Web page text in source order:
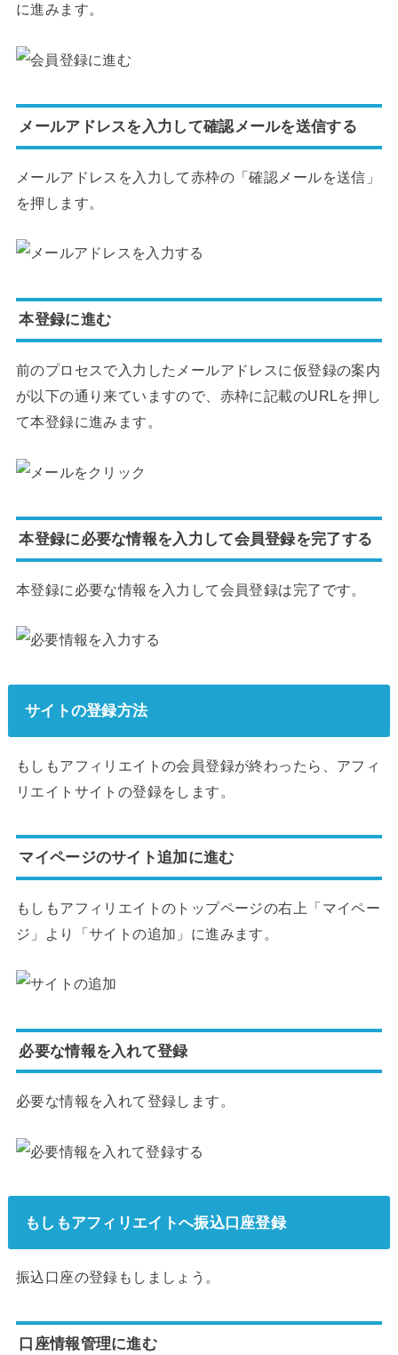
に進みます。
メールアドレスを入力して確認メールを送信する
メールアドレスを入力して赤枠の「確認メールを送信」
を押します。
本登録に進む
前のプロセスで入力したメールアドレスに仮登録の案内
が以下の通り来ていますので、赤枠に記載のURLを押し
て本登録に進みます。
本登録に必要な情報を入力して会員登録を完了する
本登録に必要な情報を入力して会員登録は完了です。
サイトの登録方法
もしもアフィリエイトの会員登録が終わったら、アフィ
リエイトサイトの登録をします。
マイページのサイト追加に進む
もしもアフィリエイトのトップページの右上「マイペー
ジ」より「サイトの追加」に進みます。
必要な情報を入れて登録
必要な情報を入れて登録します。
もしもアフィリエイトへ振込口座登録
振込口座の登録もしましょう。
口座情報管理に進む